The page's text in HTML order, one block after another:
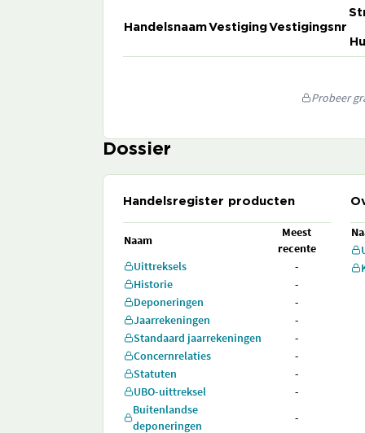
HandelsnaamVestigingVestigingsnr
Probeer
Dossier
Handelsregister producten
Naam
Meest
recente
Uittreksels
-
Historie
-
Deponeringen
-
Jaarrekeningen
-
Standaard jaarrekeningen
-
Concernrelaties
-
Statuten
-
UBO-uittreksel
-
Buitenlandse
deponeringen
-